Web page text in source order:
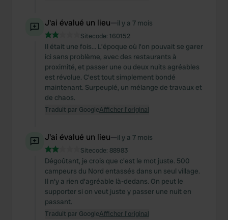
J'ai évalué un lieu—il y a 7 mois
Sitecode: 160152
Il était une fois… L’époque où l’on pouvait se garer
ici sans problème, avec des restaurants à
proximité, et passer une ou deux nuits agréables
est révolue. C’est tout simplement bondé
maintenant. Surpeuplé, un mélange de travaux et
de chaos.
Traduit par GoogleAfficher l'original
J'ai évalué un lieu—il y a 7 mois
Sitecode: 88983
Dégoûtant, je crois que c'est le mot juste. 500
campeurs du Nord entassés dans un seul village.
Il n'y a rien d'agréable là-dedans. On peut le
supporter si on veut juste y passer une nuit en
passant.
Traduit par GoogleAfficher l'original